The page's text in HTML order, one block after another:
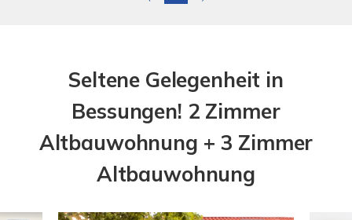
Seltene Gelegenheit in
Bessungen! 2 Zimmer
Altbauwohnung + 3 Zimmer
Altbauwohnung